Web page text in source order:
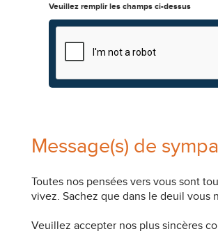
Veuillez remplir les champs ci-dessus
Message(s) de
Toutes nos pensées vers vous sont
vivez. Sachez que dans le deuil vous
Veuillez accepter nos plus sincères